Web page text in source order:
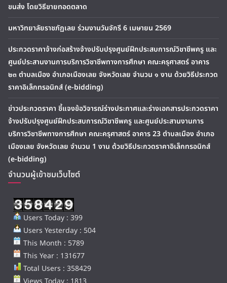
ขนส่ง โดยวิธีขายทอดตลาด
มหาวิทยาลัยราชภัฏเลย ร่วมงานวันจักรี 6 เมษายน 2569
ประกวดราคาจ้างก่อสร้างจ้างปรับปรุงศูนย์ฝึกประสบการณ์วิชาชีพครู และ
ศูนย์ประสานงานการบริการวิชาชีพทางการศึกษา คณะครุศาสตร์ อาคาร
๒๓ ตำบลเมือง อำเภอเมืองเลย จังหวัดเลย จำนวน ๑ งาน ด้วยวิธีประกวด
ราคาอิเล็กทรอนิกส์ (e-bidding)
ข่าวประกวดราคา ชี้แจงข้อวิจารณ์ร่างประกาศและร่างเอกสารประกวดราคา
จ้างปรับปรุงศูนย์ฝึกประสบการณ์วิชาชีพครู และศูนย์ประสานงานการ
บริการวิชาชีพทางการศึกษา คณะครุศาสตร์ อาคาร 23 ตำบลเมือง อำเภอ
เมืองเลย จังหวัดเลย จำนวน 1 งาน ด้วยวิธีประกวดราคาอิเล็กทรอนิกส์
(e-bidding)
จำนวนผู้เข้าชมเว็บไซต์
Users Today : 399
Users Yesterday : 504
This Month : 5789
This Year : 131677
Total Users : 358429